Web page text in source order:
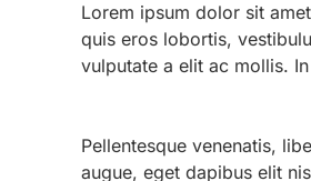
Lorem ipsum dolor sit
quis eros lobortis,
vulputate a elit ac mollis.
Pellentesque venenatis,
augue, eget dapibus elit